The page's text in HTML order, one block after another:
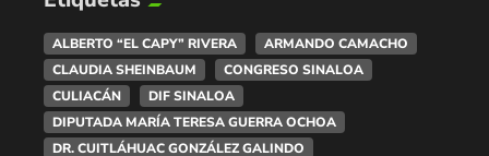
ALBERTO “EL CAPY” RIVERA
ARMANDO CAMACHO
CLAUDIA SHEINBAUM
CONGRESO SINALOA
CULIACÁN
DIF SINALOA
DIPUTADA MARÍA TERESA GUERRA OCHOA
DR. CUITLÁHUAC GONZÁLEZ GALINDO